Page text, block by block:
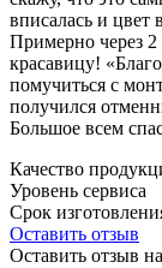
вписалась и цвет
Примерно через
красавицу!
помучиться с
получился
Большое всем
Качество
Уровень сервиса
Срок
Оставить отзыв
Оставить отзыв